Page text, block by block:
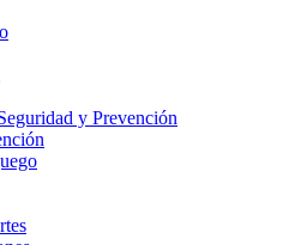
y Prevención